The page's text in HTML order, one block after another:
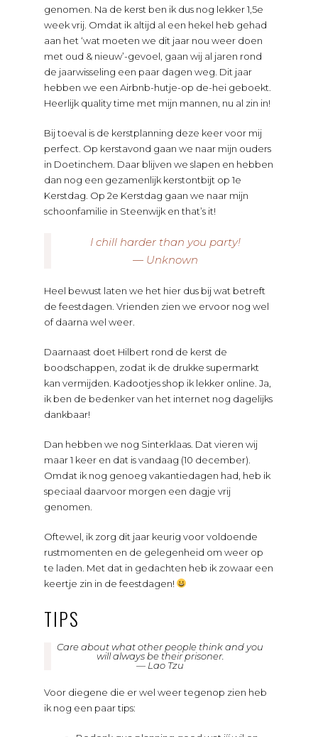
genomen. Na de kerst ben ik dus nog lekker 1,5e
week vrij. Omdat ik altijd al een hekel heb gehad
aan het ‘wat moeten we dit jaar nou weer doen
met oud & nieuw’-gevoel, gaan wij al jaren rond
de jaarwisseling een paar dagen weg. Dit jaar
hebben we een Airbnb-hutje-op de-hei geboekt.
Heerlijk quality time met mijn mannen, nu al zin in!
Bij toeval is de kerstplanning deze keer voor mij
perfect. Op kerstavond gaan we naar mijn ouders
in Doetinchem. Daar blijven we slapen en hebben
dan nog een gezamenlijk kerstontbijt op 1e
Kerstdag. Op 2e Kerstdag gaan we naar mijn
schoonfamilie in Steenwijk en that’s it!
I chill harder than you party!
— Unknown
Heel bewust laten we het hier dus bij wat betreft
de feestdagen. Vrienden zien we ervoor nog wel
of daarna wel weer.
Daarnaast doet Hilbert rond de kerst de
boodschappen, zodat ik de drukke supermarkt
kan vermijden. Kadootjes shop ik lekker online. Ja,
ik ben de bedenker van het internet nog dagelijks
dankbaar!
Dan hebben we nog Sinterklaas. Dat vieren wij
maar 1 keer en dat is vandaag (10 december).
Omdat ik nog genoeg vakantiedagen had, heb ik
speciaal daarvoor morgen een dagje vrij
genomen.
Oftewel, ik zorg dit jaar keurig voor voldoende
rustmomenten en de gelegenheid om weer op
te laden. Met dat in gedachten heb ik zowaar een
keertje zin in de feestdagen!
TIPS
Care about what other people think and you
will always be their prisoner.
— Lao Tzu
Voor diegene die er wel weer tegenop zien heb
ik nog een paar tips: